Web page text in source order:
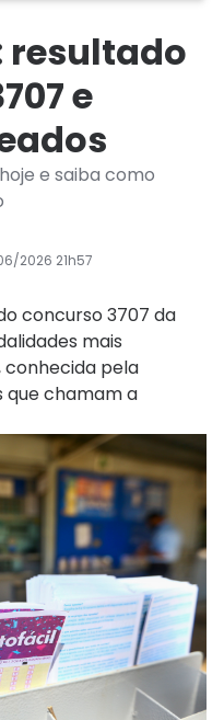
resultado
e
e saiba como
2026 21h57
concurso 3707 da
mais
conhecida pela
que chamam a